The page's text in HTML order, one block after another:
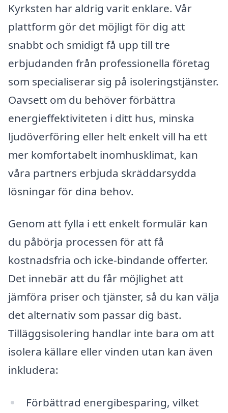
Kyrksten har aldrig varit enklare. Vår
plattform gör det möjligt för dig att
snabbt och smidigt få upp till tre
erbjudanden från professionella företag
som specialiserar sig på isoleringstjänster.
Oavsett om du behöver förbättra
energieffektiviteten i ditt hus, minska
ljudöverföring eller helt enkelt vill ha ett
mer komfortabelt inomhusklimat, kan
våra partners erbjuda skräddarsydda
lösningar för dina behov.
Genom att fylla i ett enkelt formulär kan
du påbörja processen för att få
kostnadsfria och icke-bindande offerter.
Det innebär att du får möjlighet att
jämföra priser och tjänster, så du kan välja
det alternativ som passar dig bäst.
Tilläggsisolering handlar inte bara om att
isolera källare eller vinden utan kan även
inkludera:
Förbättrad energibesparing, vilket